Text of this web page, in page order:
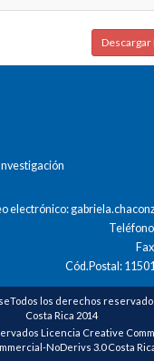
Descargar
electrónico:
Cód.Postal:
los derechos
Costa Rica 2014
Licencia Creative
NoDerivs 3.0 Costa